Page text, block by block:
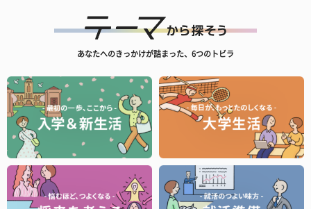
あなたへのきっかけが詰まった、6つのトビラ